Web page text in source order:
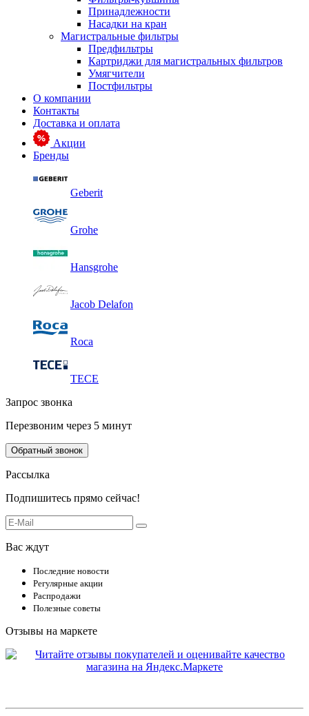
Принадлежности
Насадки на кран
Магистральные фильтры
Предфильтры
Картриджи для магистральных фильтров
Умягчители
Постфильтры
О компании
Контакты
Доставка и оплата
Акции
Бренды
Geberit
Grohe
Hansgrohe
Jacob Delafon
Roca
TECE
Запрос звонка
Перезвоним через 5 минут
Обратный звонок
Рассылка
Подпишитесь прямо сейчас!
Вас ждут
Последние новости
Регулярные акции
Распродажи
Полезные советы
Отзывы на маркете